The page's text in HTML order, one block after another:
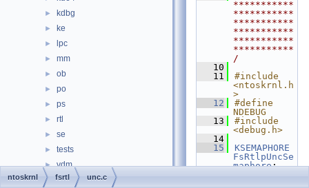
► kdbg
► ke
► lpc
► mm
► ob
► po
► ps
► rtl
► se
► tests
► vdm
► vf
***********
***********
***********
***********
***********
***********
/
   10
   11
#include
<ntoskrnl.h
>
   12
#define
NDEBUG
   13
#include
<debug.h>
   14
   15
KSEMAPHORE
FsRtlpUncSe
maphore;
ntoskrnl fsrtl unc.c